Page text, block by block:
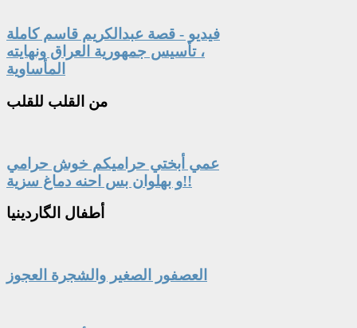
فيديو - قصة عبدالكريم قاسم كاملة
، تأسيس جمهورية العراق ونهايته
المأساوية
من القلب للقلب
عمي أبختي حراميكم خوش حرامي
و بهلوان بس احنه دماغ سزية!!
أطفال الگاردينيا
العصفور الصغير والشجرة العجوز